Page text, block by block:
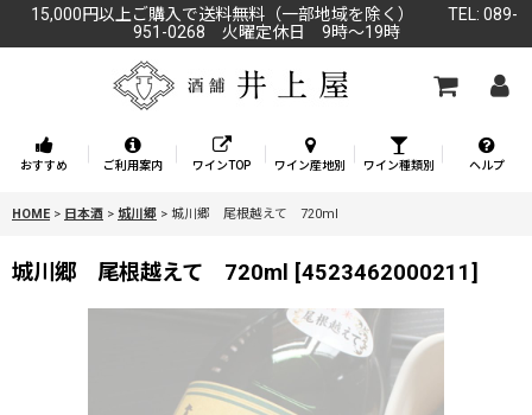
15,000円以上ご購入で送料無料（一部地域を除く） TEL: 089-
951-0268 火曜定休日 9時～19時
おすすめ ご利用案内 ワインTOP ワイン産地別 ワイン種類別 ヘルプ
HOME > 日本酒 > 城川郷 > 城川郷 尾根越えて 720ml
城川郷 尾根越えて 720ml [4523462000211]